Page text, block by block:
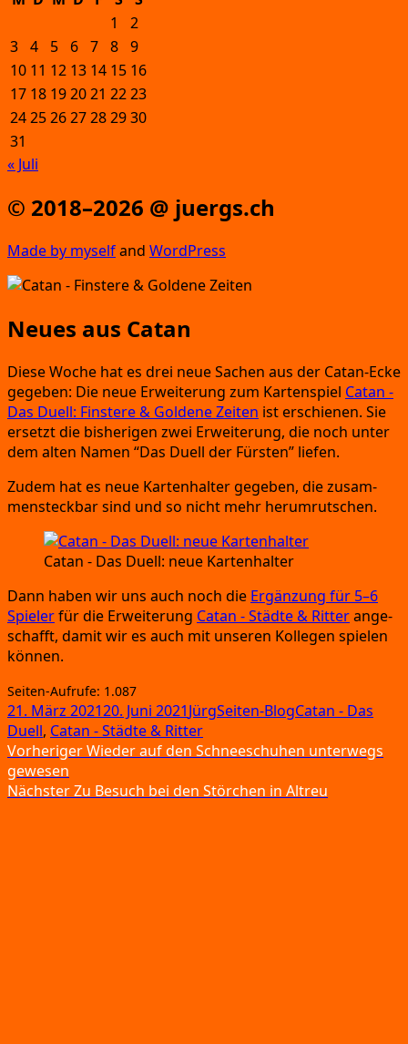
1
2
3 4 5 6 7 8 9
10 11 12 13 14 15 16
17 18 192021 2223
24252627282930
31
« Juli
© 2018–2026 @ juergs.ch
Made by mys­elfand Word­Press
Neues aus Catan
Die­se Woche hat es drei neue Sachen aus der Catan-Ecke
gege­ben: Die neue Erwei­te­rung zum Kar­ten­spiel Catan -
Das Duell: Fins­te­re& Gol­de­ne Zei­ten ist erschie­nen. Sie
ersetzt die bis­he­ri­gen zwei Erwei­te­rung, die noch unter
dem alten Namen “Das Duell der Fürs­ten” liefen.
Zudem hat es neue Kar­ten­hal­ter gege­ben, die zusam­
men­steck­bar sind und so nicht mehr herumrutschen.
Catan - Das Duell: neue Kartenhalter
Dann haben wir uns auch noch die Ergän­zung für 5–6
Spie­lerfür die Erwei­te­rung Catan - Städ­te& Rit­terange­
schafft, damit wir es auch mit unse­ren Kol­le­gen spie­len
können.
Sei­ten-Auf­ru­fe: 1.087
Veröffentlicht
am
21. März 202120. Juni 2021Autor
JürgKategorien
Seiten-BlogSchlagwörter
Catan - Das
Duell, Catan - Städte & Ritter
Beitragsnavigation
VorherigerVorheriger
Wieder auf den Schneeschuhen unterwegs
gewesen
NächsterNächster
Zu Besuch bei den Störchen in Altreu